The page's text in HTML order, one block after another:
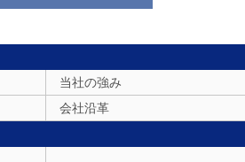
当社の強み
会社沿革